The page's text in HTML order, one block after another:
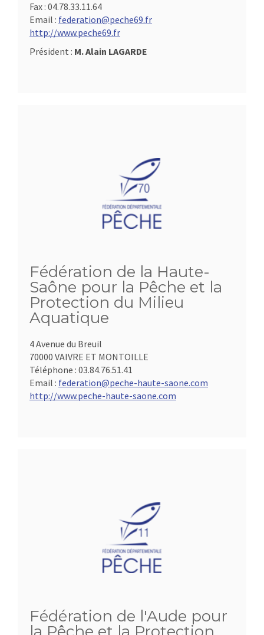
Fax : 04.78.33.11.64
Email : federation@peche69.fr
http://www.peche69.fr
Président : M. Alain LAGARDE
Fédération de la Haute-
Saône pour la Pêche et la
Protection du Milieu
Aquatique
4 Avenue du Breuil
70000 VAIVRE ET MONTOILLE
Téléphone : 03.84.76.51.41
Email : federation@peche-haute-saone.com
http://www.peche-haute-saone.com
Fédération de l'Aude pour